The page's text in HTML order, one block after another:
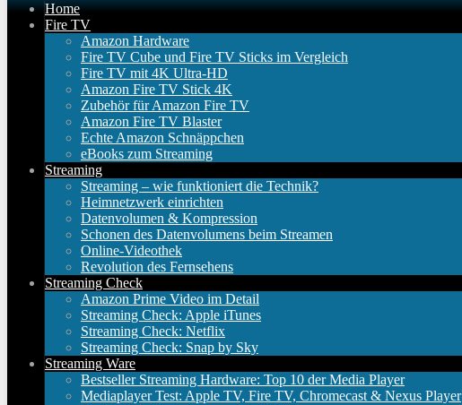
Home
Fire TV
Amazon Hardware
Fire TV Cube und Fire TV Sticks im Vergleich
Fire TV mit 4K Ultra-HD
Amazon Fire TV Stick 4K
Zubehör für Amazon Fire TV
Amazon Fire TV Blaster
Echte Amazon Schnäppchen
eBooks zum Streaming
Streaming
Streaming – wie funktioniert die Technik?
Heimnetzwerk einrichten
Datenvolumen & Kompression
Schonen des Datenvolumens beim Streamen
Online-Videothek
Revolution des Fernsehens
Streaming Check
Amazon Prime Video im Detail
Streaming Check: Apple iTunes
Streaming Check: Netflix
Streaming Check: Snap by Sky
Streaming Ware
Bestseller Streaming Hardware: Top 10 der Media Player
Mediaplayer Test: Apple TV, Fire TV, Chromecast & Nexus Player